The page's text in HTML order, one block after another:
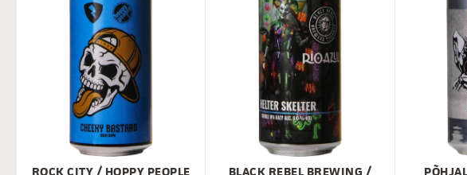
ROCK CITY / HOPPY PEOPLE BLACK REBEL BREWING /